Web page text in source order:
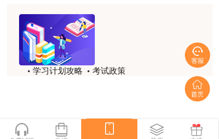
用户c2****r6
林轩老师是一个好老师，给我留下了深刻的影响
用户m1****88
冲着林轩老师过来买的课程，没时间学，就看了冲刺
林轩老师讲课实战型太强了，超级喜欢
学习计划攻略
考试政策